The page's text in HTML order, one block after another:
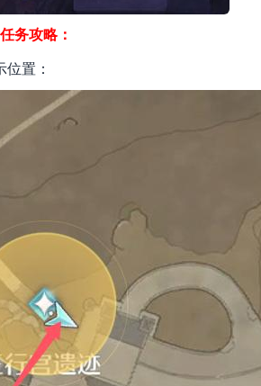
务攻略：
置：